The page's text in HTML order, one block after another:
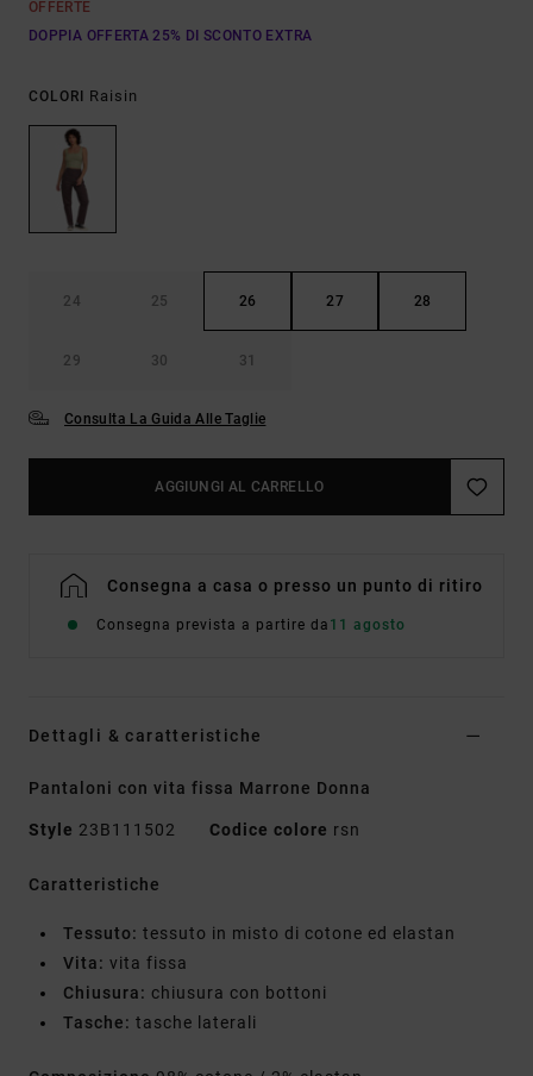
OFFERTE
DOPPIA OFFERTA 25% DI SCONTO EXTRA
COLORI Raisin
24 25 26 27 28
29 30 31
Consulta La Guida Alle Taglie
AGGIUNGI AL CARRELLO
Consegna a casa o presso un punto di ritiro
Consegna prevista a partire da 11 agosto
Dettagli & caratteristiche
Pantaloni con vita fissa Marrone Donna
Style 23B111502 Codice colore rsn
Caratteristiche
Tessuto: tessuto in misto di cotone ed elastan
Vita: vita fissa
Chiusura: chiusura con bottoni
Tasche: tasche laterali